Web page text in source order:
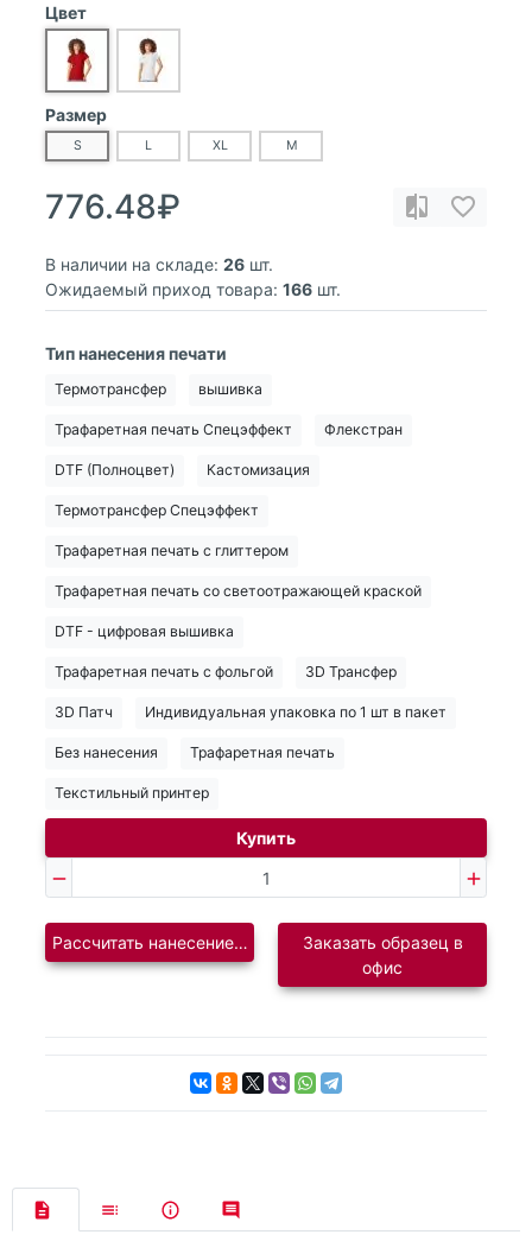
Цвет
Размер
S L XL M
776.48₽
В наличии на складе: 26 шт.
Ожидаемый приход товара: 166 шт.
Тип нанесения печати
Термотрансфер вышивка
Трафаретная печать Спецэффект Флекстран
DTF (Полноцвет) Кастомизация
Термотрансфер Спецэффект
Трафаретная печать с глиттером
Трафаретная печать со светоотражающей краской
DTF - цифровая вышивка
Трафаретная печать с фольгой 3D Трансфер
3D Патч Индивидуальная упаковка по 1 шт в пакет
Без нанесения Трафаретная печать
Текстильный принтер
Купить
Рассчитать нанесение логотипаЗаказать образец в
офис